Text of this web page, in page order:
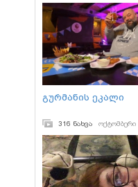
გურმანის ეკალი
316 ნახვა ოქტომბერი